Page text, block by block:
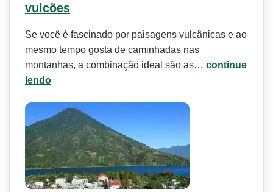
vulcões
Se você é fascinado por paisagens vulcânicas e ao
mesmo tempo gosta de caminhadas nas
montanhas, a combinação ideal são as… continue
lendo